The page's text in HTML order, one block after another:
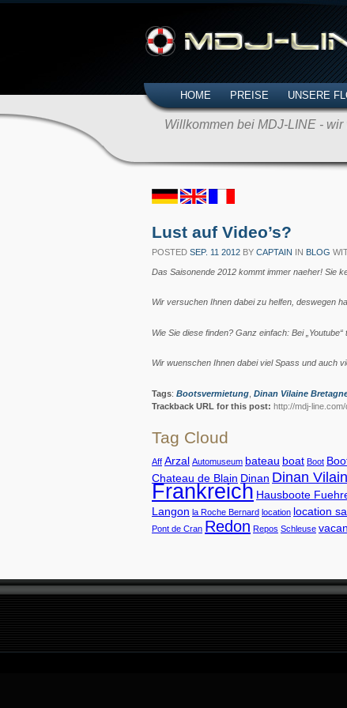
HOME PREISE UNSERE
Willkommen bei MDJ-LINE -
Lust auf Video’s?
POSTED SEP. 11 2012 BY CAPTAIN IN BLOG
Das Saisonende 2012 kommt immer naeher! Sie
Wir versuchen Ihnen dabei zu helfen, deswegen
Wie Sie diese finden? Ganz einfach: Bei
Wir wuenschen Ihnen dabei viel Spass und auch
Tags: Bootsvermietung Dinan Vilaine
Trackback URL for this post: http://mdj-
Tag Cloud
Aff Arzal Automuseum bateau boat Boot
Chateau de Blain Dinan Dinan
Frankreich Hausboote
Langon la Roche Bernard location location
Pont de Cran Redon Repos Schleuse